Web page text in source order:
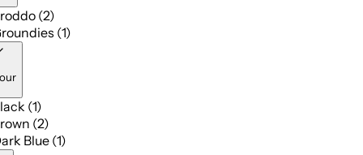
(2)
(1)
(1)
(2)
Blue (1)